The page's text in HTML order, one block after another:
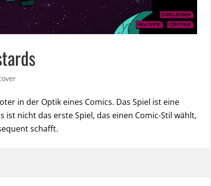
in der Optik eines Comics. Das Spiel ist eine
ist nicht das erste Spiel, das einen Comic-Stil wählt,
schafft.